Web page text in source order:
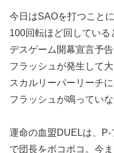
今日はSAOを打つこと
100回転ほど回している
デスゲーム開幕宣言予
フラッシュが発生して
スカルリーパーリーチ
フラッシュが鳴ってい
運命の血盟DUELは、P-
で団長をボコボコ。今